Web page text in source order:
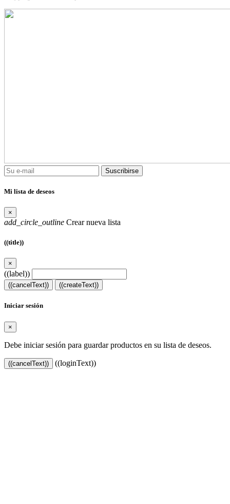
Suscribirse
Mi lista de deseos
×
add_circle_outline Crear nueva lista
((title))
×
((label))
((cancelText)) ((createText))
Iniciar sesión
×
Debe iniciar sesión para guardar productos en su lista de deseos.
((cancelText)) ((loginText))